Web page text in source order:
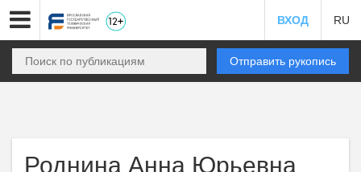
ВХОД RU
Отправить рукопись
Роднина Анна Юрьевна